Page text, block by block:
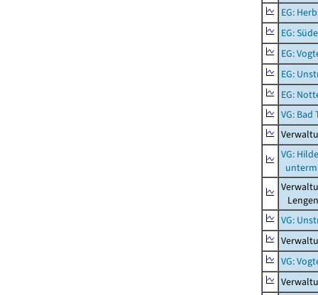
EG:
EG:
EG:
EG:
EG:
VG: Bad
VG:
VG:
VG: